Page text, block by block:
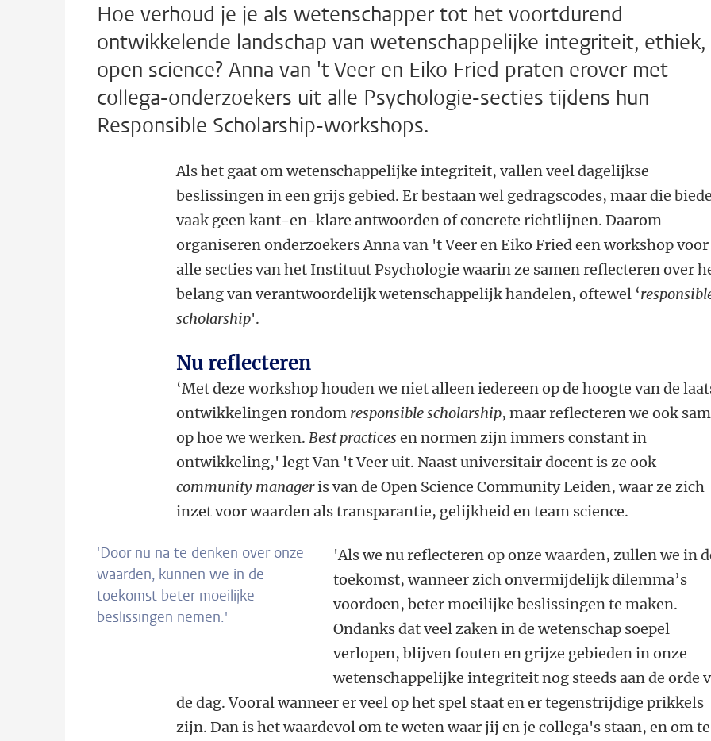
Hoe verhoud je je als wetenschapper tot het voortdurend
ontwikkelende landschap van wetenschappelijke integriteit, ethiek,
open science? Anna van 't Veer en Eiko Fried praten erover met
collega-onderzoekers uit alle Psychologie-secties tijdens hun
Responsible Scholarship-workshops.
Als het gaat om wetenschappelijke integriteit, vallen veel dagelijkse
beslissingen in een grijs gebied. Er bestaan wel gedragscodes, maar die
vaak geen kant-en-klare antwoorden of concrete richtlijnen. Daarom
organiseren onderzoekers Anna van 't Veer en Eiko Fried een workshop voor
alle secties van het Instituut Psychologie waarin ze samen reflecteren over
belang van verantwoordelijk wetenschappelijk handelen, oftewel ‘
scholarship'.
Nu reflecteren
‘Met deze workshop houden we niet alleen iedereen op de hoogte van de
ontwikkelingen rondom responsible scholarship, maar reflecteren we ook
op hoe we werken.Best practices en normen zijn immers constant in
ontwikkeling,' legt Van 't Veer uit. Naast universitair docent is ze ook
community manageris van de Open Science Community Leiden, waar ze zich
inzet voor waarden als transparantie, gelijkheid en team science.
'Door nu na te denken over onze
waarden, kunnen we in de
toekomst beter moeilijke
beslissingen nemen.'
'Als we nu reflecteren op onze waarden, zullen we in
toekomst, wanneer zich onvermijdelijk dilemma’s
voordoen, beter moeilijke beslissingen te maken.
Ondanks dat veel zaken in de wetenschap soepel
verlopen, blijven foutenen grijze gebieden in onze
wetenschappelijke integriteit nog steeds aan de orde
de dag. Vooral wanneer er veel op het spel staat en er tegenstrijdige prikkels
zijn. Dan is het waardevol om te weten waar jij en je collega's staan, en om te